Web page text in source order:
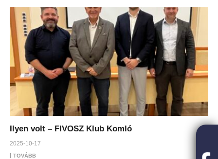
Ilyen volt – FIVOSZ Klub Komló
2025-10-17
TOVÁBB